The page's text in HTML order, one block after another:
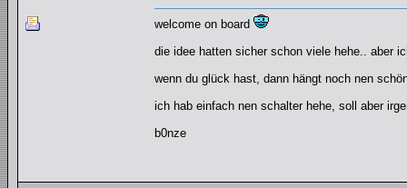
welcome on board
die idee hatten sicher schon viele hehe.. aber
wenn du glück hast, dann hängt noch nen
ich hab einfach nen schalter hehe, soll aber
b0nze